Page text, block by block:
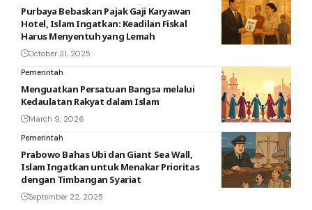
Purbaya Bebaskan Pajak Gaji Karyawan
Hotel, Islam Ingatkan: Keadilan Fiskal
Harus Menyentuh yang Lemah
October 31, 2025
Pemerintah
Menguatkan Persatuan Bangsa melalui
Kedaulatan Rakyat dalam Islam
March 9, 2026
Pemerintah
Prabowo Bahas Ubi dan Giant Sea Wall,
Islam Ingatkan untuk Menakar Prioritas
dengan Timbangan Syariat
September 22, 2025